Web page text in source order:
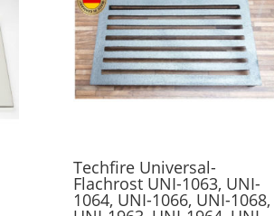
Techfire Universal-
Flachrost UNI-1063, UNI-
1064, UNI-1066, UNI-1068,